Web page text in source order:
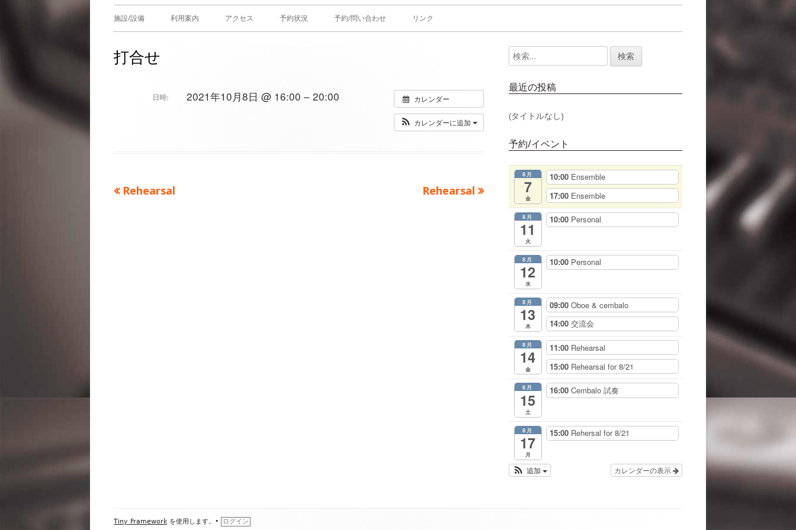
メ
ン
施設/設備 利用案内 アクセス 予約状況 予約/問い合わせ リンク
打合せ
カレンダー
カレンダーに追加
日時: 2021年10月8日 @ 16:00 – 20:00
投前
Rehearsal
次
Rehearsal
メ
イ
ン
サ
イ
バ
検
索:
最近の投稿
(タイトルなし)
予約/イベント
8月
7
金
10:00 Ensemble
17:00 Ensemble
8月
11
火
10:00 Personal
8月
12
水
10:00 Personal
8月
13
木
09:00 Oboe & cembalo
14:00 交流会
8月
14
金
11:00 Rehearsal
15:00 Rehearsal for 8/21
8月
15
土
16:00 Cembalo 試奏
8月
17
月
15:00 Rehersal for 8/21
カレンダーの表示
追加
フ
Tiny Framework を使用します。 • ログイン